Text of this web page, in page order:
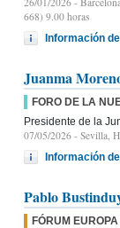
668) 9.00 horas
Información
Juanma
FORO DE LA
Presidente de la
07/05/2026 - Sevilla,
Información
Pablo
FÓRUM EUROPA